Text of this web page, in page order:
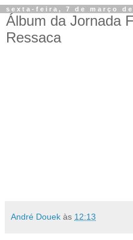
sexta-feira, 7 de março de
Álbum da Jornada
Ressaca
André Douek às 12:13